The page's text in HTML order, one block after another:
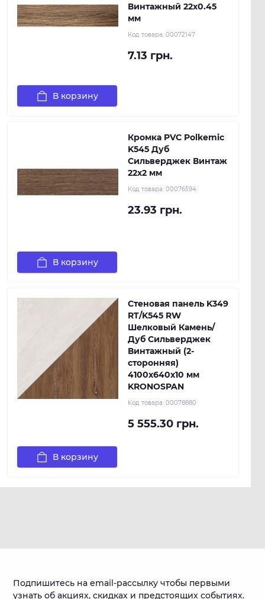
Винтажный 22х0.45
мм
Код товара: 00072147
7.13 грн.
В корзину
Кромка PVC Polkemic
K545 Дуб
Сильверджек Винтаж
22х2 мм
Код товара: 00076594
23.93 грн.
В корзину
Стеновая панель K349
RT/K545 RW
Шелковый Камень/
Дуб Сильверджек
Винтажный (2-
сторонняя)
4100х640х10 мм
KRONOSPAN
Код товара: 00078880
5 555.30 грн.
В корзину
Подпишитесь на email-рассылку чтобы первыми
узнать об акциях, скидках и предстоящих событиях.